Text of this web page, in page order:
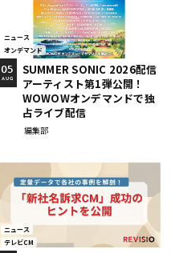
ニュース
オンデマンド
SUMMER SONIC 2026配信
アーティスト第1弾公開！
WOWOWオンデマンドで独
占ライブ配信
編集部
05
AUG
ニュース
テレビCM